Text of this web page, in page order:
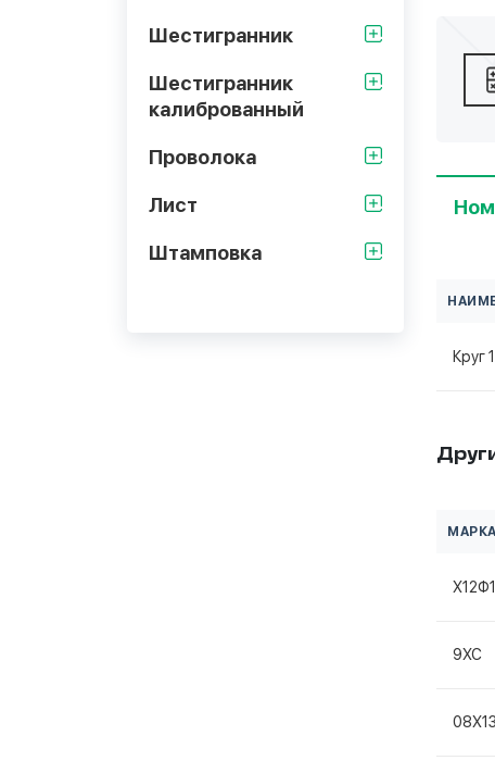
Шестигранник
Шестигранник
калиброванный
Проволока
Лист
Штамповка
Круг
Х12Ф1
9ХС
08Х13